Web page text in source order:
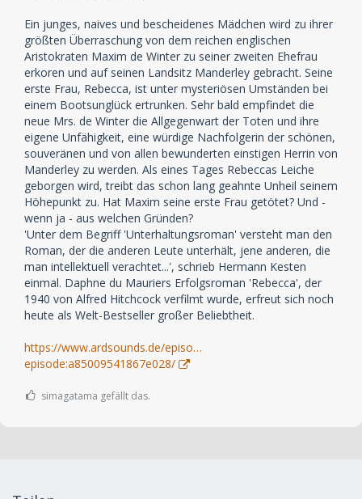
Ein junges, naives und bescheidenes Mädchen wird zu ihrer
größten Überraschung von dem reichen englischen
Aristokraten Maxim de Winter zu seiner zweiten Ehefrau
erkoren und auf seinen Landsitz Manderley gebracht. Seine
erste Frau, Rebecca, ist unter mysteriösen Umständen bei
einem Bootsunglück ertrunken. Sehr bald empfindet die
neue Mrs. de Winter die Allgegenwart der Toten und ihre
eigene Unfähigkeit, eine würdige Nachfolgerin der schönen,
souveränen und von allen bewunderten einstigen Herrin von
Manderley zu werden. Als eines Tages Rebeccas Leiche
geborgen wird, treibt das schon lang geahnte Unheil seinem
Höhepunkt zu. Hat Maxim seine erste Frau getötet? Und -
wenn ja - aus welchen Gründen?
'Unter dem Begriff 'Unterhaltungsroman' versteht man den
Roman, der die anderen Leute unterhält, jene anderen, die
man intellektuell verachtet...', schrieb Hermann Kesten
einmal. Daphne du Mauriers Erfolgsroman 'Rebecca', der
1940 von Alfred Hitchcock verfilmt wurde, erfreut sich noch
heute als Welt-Bestseller großer Beliebtheit.
https://www.ardsounds.de/episo…
episode:a85009541867e028/
simagatama gefällt das.